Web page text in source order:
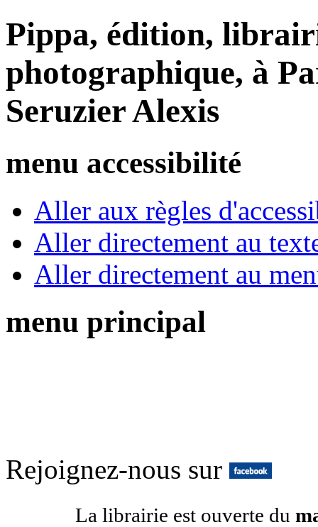
Pippa, édition,
photographique, à
Seruzier Alexis
menu accessibilité
Aller aux règles
Aller directement au
Aller directement au
menu principal
Rejoignez-nous sur
La librairie est ouverte du